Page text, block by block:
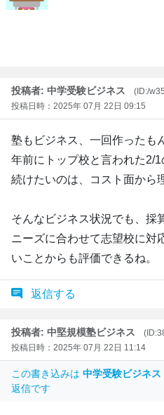
投稿者: 中学受験ビジネス
(ID:/
投稿日時：2025年 07月 22日 09:15
塾もビジネス、一回作ったも
年前にトップ校と言われた2/
続けたいのは、コスト面から
そんなビジネス状況でも、採
ニーズに合わせて志望校に対
いことからも評価できるね。
返信する
投稿者: 中堅規模塾ビジネス
投稿日時：2025年 07月 22日 11:14
この書き込みは 中学受験ビジネス
返信です